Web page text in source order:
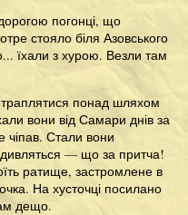
погонці, що
стояло біля Азовського
їхали з хурою. Везли там
траплятися понад шляхом
вони від Самари днів за
чіпав. Стали вони
— що за притча!
ратище, застромлене в
На хусточці посилано
дещо.